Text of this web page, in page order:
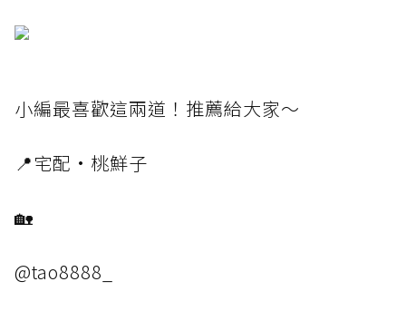
小編最喜歡這兩道！推薦給大家～
📍宅配·桃鮮子
🏡
@tao8888_